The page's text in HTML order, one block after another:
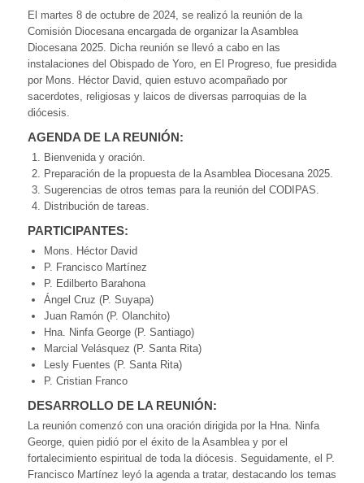
El martes 8 de octubre de 2024, se realizó la reunión de la
Comisión Diocesana encargada de organizar la Asamblea
Diocesana 2025. Dicha reunión se llevó a cabo en las
instalaciones del Obispado de Yoro, en El Progreso, fue presidida
por Mons. Héctor David, quien estuvo acompañado por
sacerdotes, religiosas y laicos de diversas parroquias de la
diócesis.
AGENDA DE LA REUNIÓN:
Bienvenida y oración.
Preparación de la propuesta de la Asamblea Diocesana 2025.
Sugerencias de otros temas para la reunión del CODIPAS.
Distribución de tareas.
PARTICIPANTES:
Mons. Héctor David
P. Francisco Martínez
P. Edilberto Barahona
Ángel Cruz (P. Suyapa)
Juan Ramón (P. Olanchito)
Hna. Ninfa George (P. Santiago)
Marcial Velásquez (P. Santa Rita)
Lesly Fuentes (P. Santa Rita)
P. Cristian Franco
DESARROLLO DE LA REUNIÓN:
La reunión comenzó con una oración dirigida por la Hna. Ninfa
George, quien pidió por el éxito de la Asamblea y por el
fortalecimiento espiritual de toda la diócesis. Seguidamente, el P.
Francisco Martínez leyó la agenda a tratar, destacando los temas